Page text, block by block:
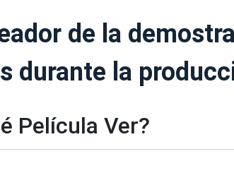
de la
durante la
Película Ver?